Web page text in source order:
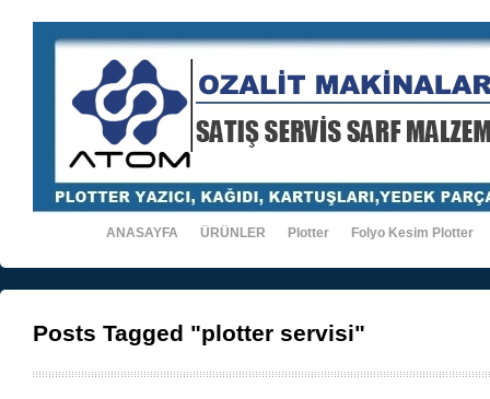
ANASAYFA ÜRÜNLER Plotter Folyo Kesim Plotter
Posts Tagged "plotter servisi"